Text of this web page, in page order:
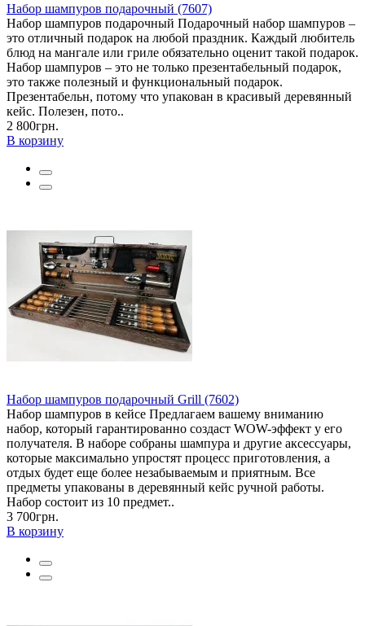
Набор шампуров подарочный (7607)
Набор шампуров подарочный Подарочный набор шампуров –
это отличный подарок на любой праздник. Каждый любитель
блюд на мангале или гриле обязательно оценит такой подарок.
Набор шампуров – это не только презентабельный подарок,
это также полезный и функциональный подарок.
Презентабельн, потому что упакован в красивый деревянный
кейс. Полезен, пото..
2 800грн.
В корзину
Набор шампуров подарочный Grill (7602)
Набор шампуров в кейсе Предлагаем вашему вниманию
набор, который гарантированно создаст WOW-эффект у его
получателя. В наборе собраны шампура и другие аксессуары,
которые максимально упростят процесс приготовления, а
отдых будет еще более незабываемым и приятным. Все
предметы упакованы в деревянный кейс ручной работы.
Набор состоит из 10 предмет..
3 700грн.
В корзину